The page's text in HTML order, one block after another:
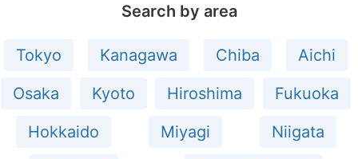
Search by area
Tokyo Kanagawa Chiba
Aichi
Osaka
Kyoto Hiroshima
Fukuoka
Hokkaido
Miyagi
Niigata